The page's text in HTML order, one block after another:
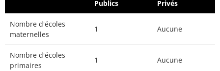
Publics Privés
Nombre d'écoles
maternelles
1 Aucune
Nombre d'écoles
primaires
1 Aucune